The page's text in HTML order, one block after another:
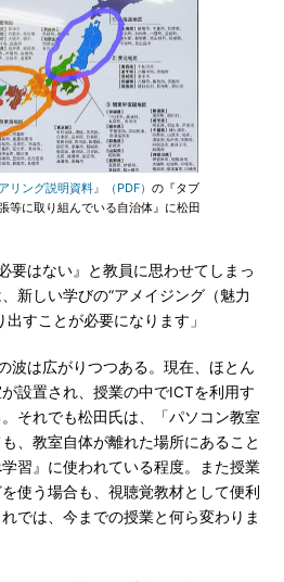
リング説明資料』（PDF） の『タブ
等に取り組んでいる自治体』に松田
要はない』と教員に思わせてしまっ
新しい学びの“アメイジング（魅力
すことが必要になります」
波は広がりつつある。現在、ほとん
設置され、授業の中でICTを利用す
それでも松田氏は、「パソコン教室
、教室自体が離れた場所にあること
習』に使われている程度。また授業
使う場合も、視聴覚教材として便利
では、今までの授業と何ら変わりま